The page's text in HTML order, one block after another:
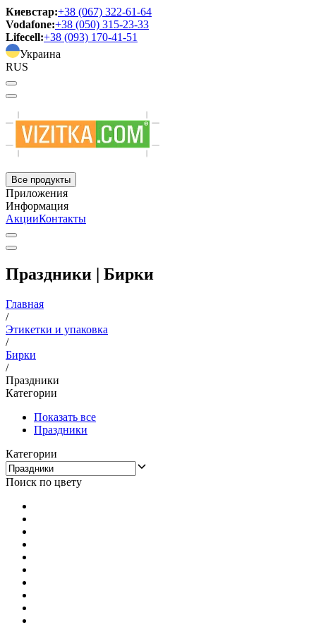
Киевстар:+38 (067) 322-61-64
Vodafone:+38 (050) 315-23-33
Lifecell:+38 (093) 170-41-51
Украина
RUS
Все продукты
Приложения
Информация
АкцииКонтакты
Праздники | Бирки
Главная
/
Этикетки и упаковка
/
Бирки
/
Праздники
Категории
Показать все
Праздники
Категории
Поиск по цвету